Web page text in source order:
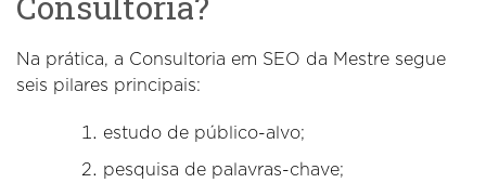
Na prática, a Consultoria em SEO da Mestre segue
seis pilares principais:
estudo de público-alvo;
pesquisa de palavras-chave;